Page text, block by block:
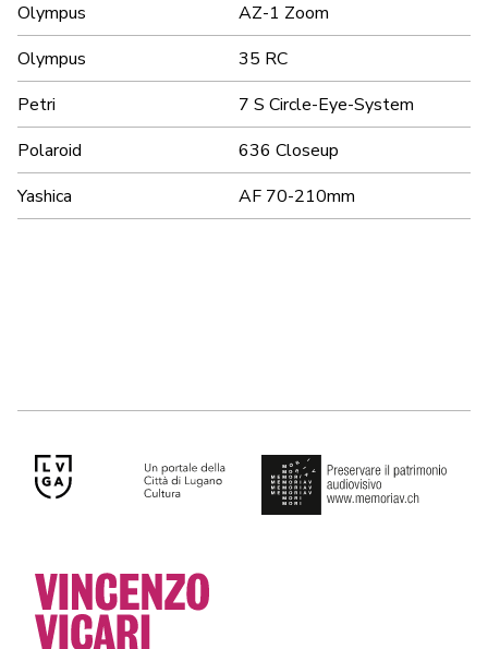
Olympus
AZ-1 Zoom
Olympus
35 RC
Petri
7 S Circle-Eye-System
Polaroid
636 Closeup
Yashica
AF 70-210mm